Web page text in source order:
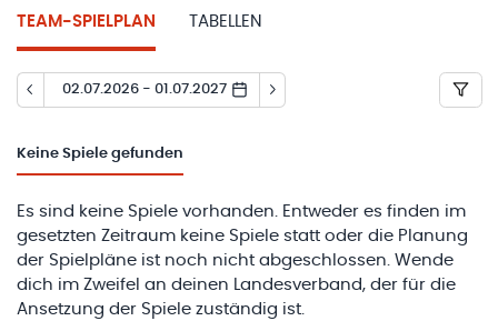
TEAM-SPIELPLAN TABELLEN
02.07.2026 - 01.07.2027
Keine Spiele gefunden
Es sind keine Spiele vorhanden. Entweder es finden im
gesetzten Zeitraum keine Spiele statt oder die Planung
der Spielpläne ist noch nicht abgeschlossen. Wende
dich im Zweifel an deinen Landesverband, der für die
Ansetzung der Spiele zuständig ist.